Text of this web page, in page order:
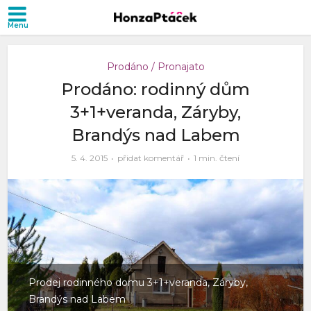
Prodáno / Pronajato
Prodáno: rodinný dům
3+1+veranda, Záryby,
Brandýs nad Labem
5. 4. 2015 přidat komentář 1 min. čtení
Prodej rodinného domu 3+1+veranda, Záryby,
Brandýs nad Labem